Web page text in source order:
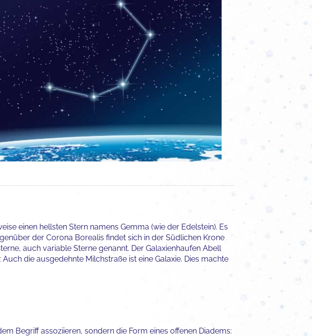
einen hellsten Stern namens Gemma (wie der Edelstein). Es
der Corona Borealis findet sich in der Südlichen Krone
auch variable Sterne genannt. Der Galaxienhaufen Abell
die ausgedehnte Milchstraße ist eine Galaxie. Dies machte
Begriff assoziieren, sondern die Form eines offenen Diadems: